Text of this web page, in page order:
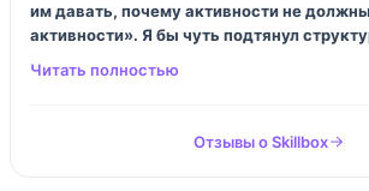
им давать, почему активности не
активности». Я бы чуть подтянул
(иногда скачет), но практические штуки
Отзывы о Skillbox